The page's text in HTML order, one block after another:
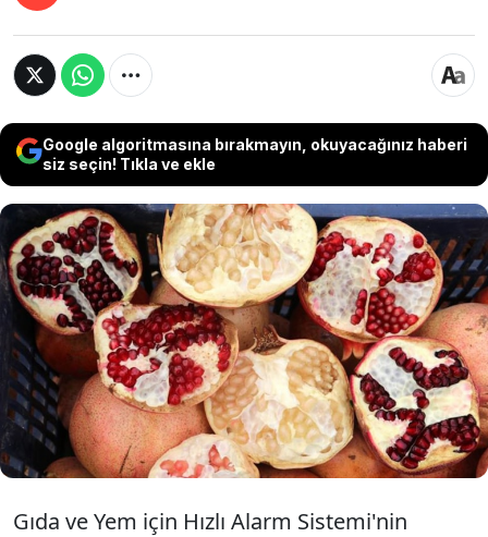
Google algoritmasına bırakmayın, okuyacağınız haberi
siz seçin! Tıkla ve ekle
Türkiye'den Hırvatistan'a giden
narlarda 3 farklı pestisite rastlandı.
Narlar gümrükten geri dönerek
Türkiye'ye iade edildi.
Gıda ve Yem için Hızlı Alarm Sistemi'nin